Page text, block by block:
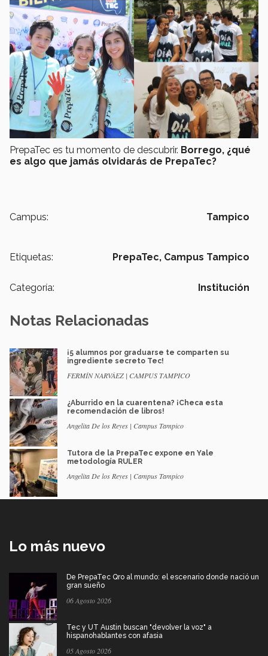
PrepaTec es tu momento de descubrir. Borrego, ¿qué
es algo que jamás olvidarás de PrepaTec?
Campus: Tampico
Etiquetas: PrepaTec, Campus Tampico
Categoría: Institución
Notas Relacionadas
¡5 alumnos por graduarse te comparten su
ingrediente secreto Tec!
FERMÍN NARVÁEZ | CAMPUS TAMPICO
¿Aburrido en la cuarentena? ¡Checa esta
recomendación de libros!
Angelita De los Reyes | Campus Tampico
Tutora de la PrepaTec expone en Yale
metodología RULER
Angelita De los Reyes | Campus Tampico
Lo más nuevo
De PrepaTec Qro al mundo: el escenario donde nació un
gran sueño
06 Agosto 2026
Tec y UT Austin buscan "devolver la voz" a
hispanohablantes con afasia
05 Agosto 2026